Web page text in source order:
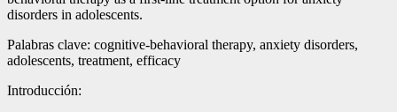
disorders in adolescents.
Palabras clave: cognitive-behavioral therapy, anxiety disorders,
adolescents, treatment, efficacy
Introducción: